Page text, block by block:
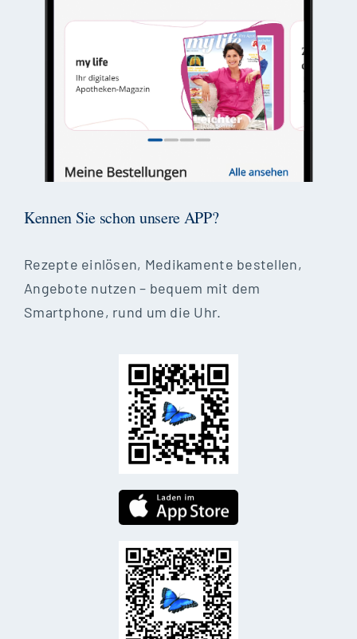
Kennen Sie schon unsere APP?
Rezepte einlösen, Medikamente bestellen,
Angebote nutzen – bequem mit dem
Smartphone, rund um die Uhr.